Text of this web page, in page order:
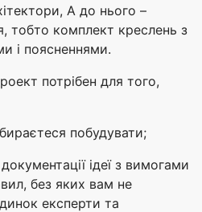
А до нього –
тобто комплект креслень з
і поясненнями.
потрібен для того,
побудувати;
ідеї з вимогами
без яких вам не
експерти та